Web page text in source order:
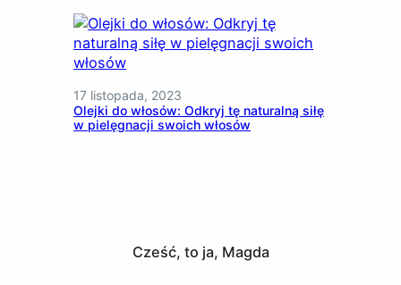
17 listopada, 2023
Olejki do włosów: Odkryj tę naturalną siłę
w pielęgnacji swoich włosów
Cześć, to ja, Magda